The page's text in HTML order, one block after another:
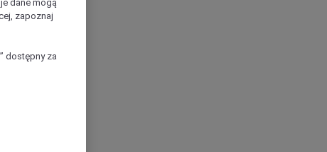
dane mogą
zapoznaj
dostępny za